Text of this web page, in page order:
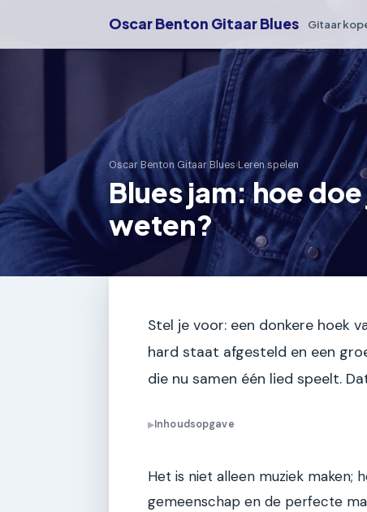
Oscar Benton Gitaar Blues Gitaar
Oscar Benton Gitaar Blues›Leren spelen
Blues jam: hoe
weten?
Stel je voor: een donkere hoek
hard staat afgesteld en een
die nu samen één lied speelt.
▶Inhoudsopgave
Het is niet alleen muziek maken;
gemeenschap en de perfecte